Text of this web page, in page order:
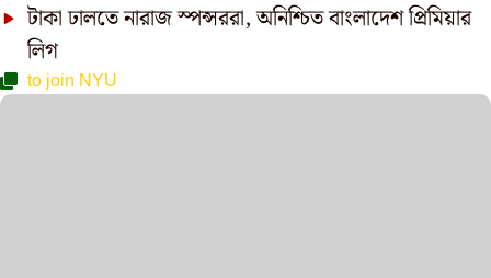
টাকা ঢালতে নারাজ স্পন্সররা, অনিশ্চিত বাংলাদেশ প্রিমিয়ার
লিগ
to join NYU